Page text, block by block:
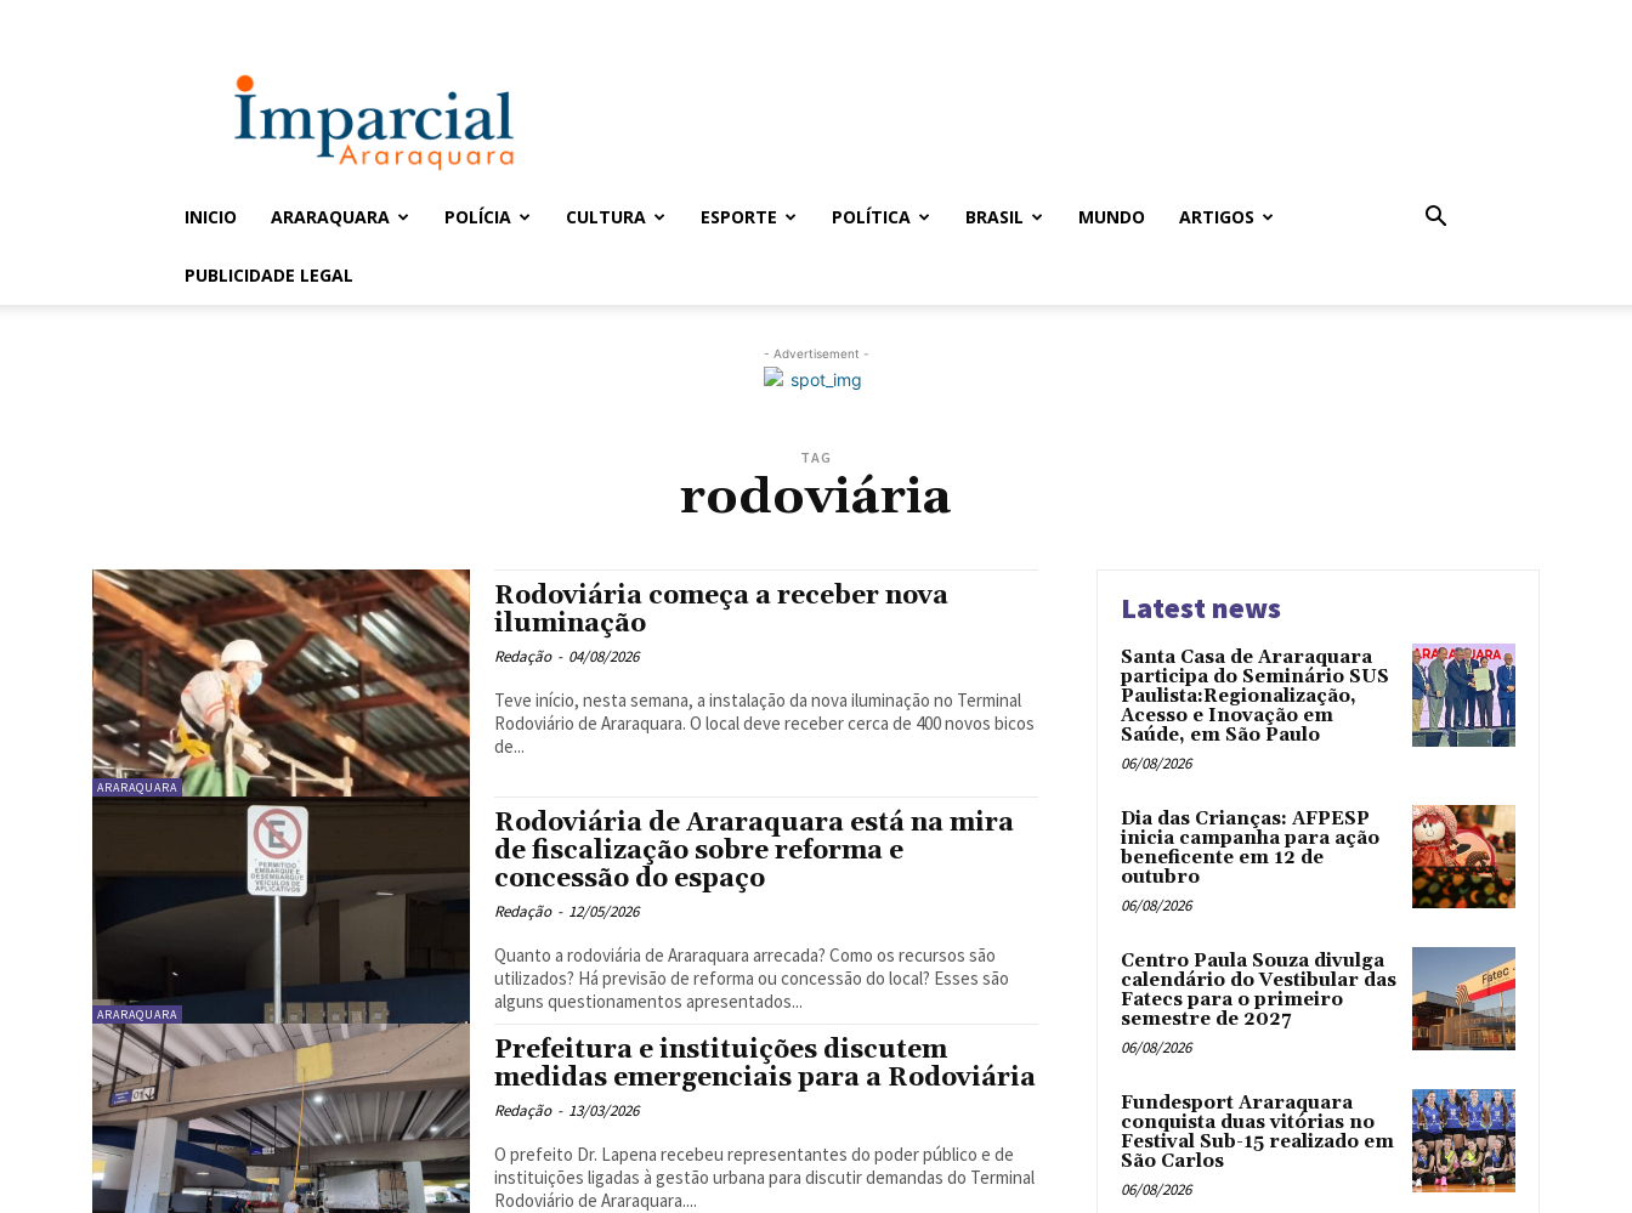
Imparcial
INICIO ARARAQUARA POLÍCIA CULTURA ESPORTE POLÍTICA BRASIL MUNDO ARTIGOS
PUBLICIDADE LEGAL
- Advertisement -
TAG
rodoviária
ARARAQUARA
Rodoviária começa a receber nova
iluminação
Redação - 04/08/2026
Teve início, nesta semana, a instalação da nova iluminação no Terminal
Rodoviário de Araraquara. O local deve receber cerca de 400 novos bicos
de...
ARARAQUARA
Rodoviária de Araraquara está na mira
de fiscalização sobre reforma e
concessão do espaço
Redação - 12/05/2026
Quanto a rodoviária de Araraquara arrecada? Como os recursos são
utilizados? Há previsão de reforma ou concessão do local? Esses são
alguns questionamentos apresentados...
Prefeitura e instituições discutem
medidas emergenciais para a Rodoviária
Redação - 13/03/2026
O prefeito Dr. Lapena recebeu representantes do poder público e de
instituições ligadas à gestão urbana para discutir demandas do Terminal
Rodoviário de Araraquara....
Latest news
Santa Casa de Araraquara
participa do Seminário SUS
Paulista:Regionalização,
Acesso e Inovação em
Saúde, em São Paulo
06/08/2026
Dia das Crianças: AFPESP
inicia campanha para ação
beneficente em 12 de
outubro
06/08/2026
Centro Paula Souza divulga
calendário do Vestibular das
Fatecs para o primeiro
semestre de 2027
06/08/2026
Fundesport Araraquara
conquista duas vitórias no
Festival Sub-15 realizado em
São Carlos
06/08/2026